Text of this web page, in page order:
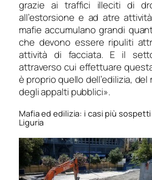
grazie ai traffici illeciti di
all’estorsione e ad atre
mafie accumulano grandi
che devono essere ripuliti
attività di facciata. E il
attraverso cui effettuare
è proprio quello dell’edilizia, del
degli appalti pubblici».
Mafia ed edilizia: i casi più sospetti
Liguria